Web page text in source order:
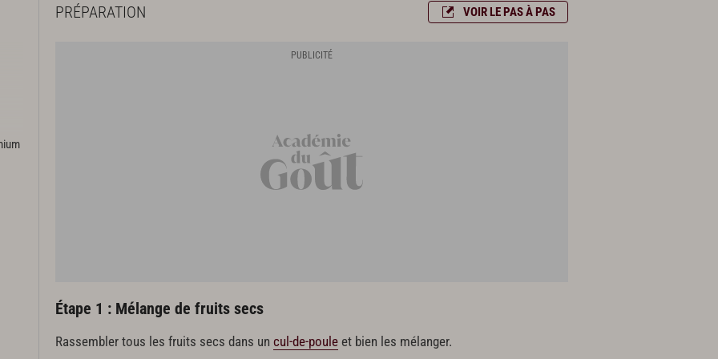
PRÉPARATION VOIR LE PAS À PAS
Étape 1 : Mélange de fruits secs
Rassembler tous les fruits secs dans un cul-de-pouleet bien les mélanger.